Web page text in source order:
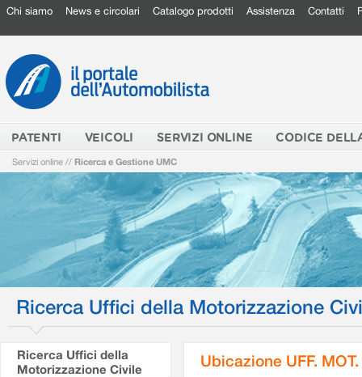
Chi siamo News e circolari Catalogo prodotti Assistenza Contatti
PATENTI VEICOLI SERVIZI ONLINE CODICE
Servizi online // Ricerca e Gestione UMC
Ricerca Uffici della Motorizzazione
Ricerca Uffici della
Motorizzazione Civile
Ubicazione UFF.